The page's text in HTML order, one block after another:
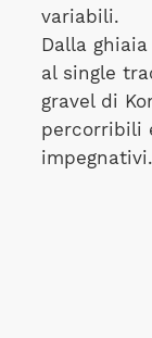
variabili.
Dalla
al single
gravel di
percorribili
impegnativi.